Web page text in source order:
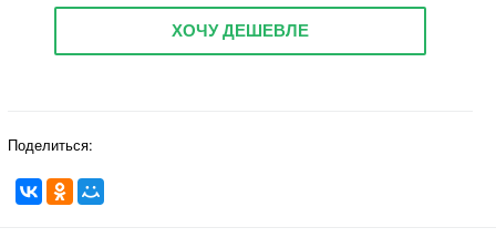
ХОЧУ ДЕШЕВЛЕ
Поделиться: